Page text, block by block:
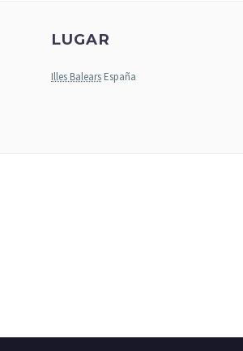
LUGAR
Illes Balears España